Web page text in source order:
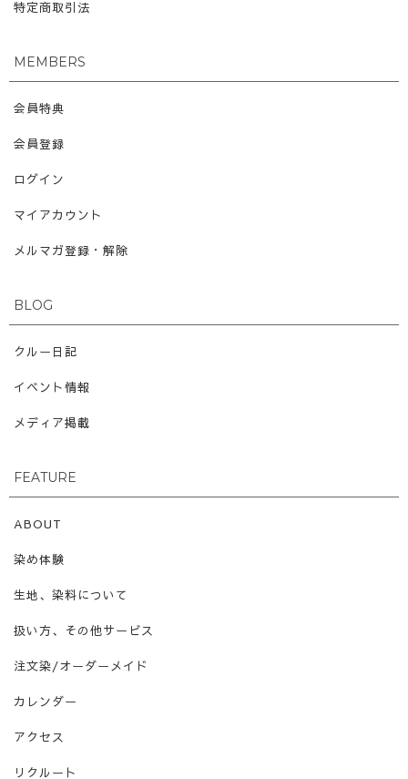
特定商取引法
MEMBERS
会員特典
会員登録
ログイン
マイアカウント
メルマガ登録・解除
BLOG
クルー日記
イベント情報
メディア掲載
FEATURE
ABOUT
染め体験
生地、染料について
扱い方、その他サービス
注文染/オーダーメイド
カレンダー
アクセス
リクルート